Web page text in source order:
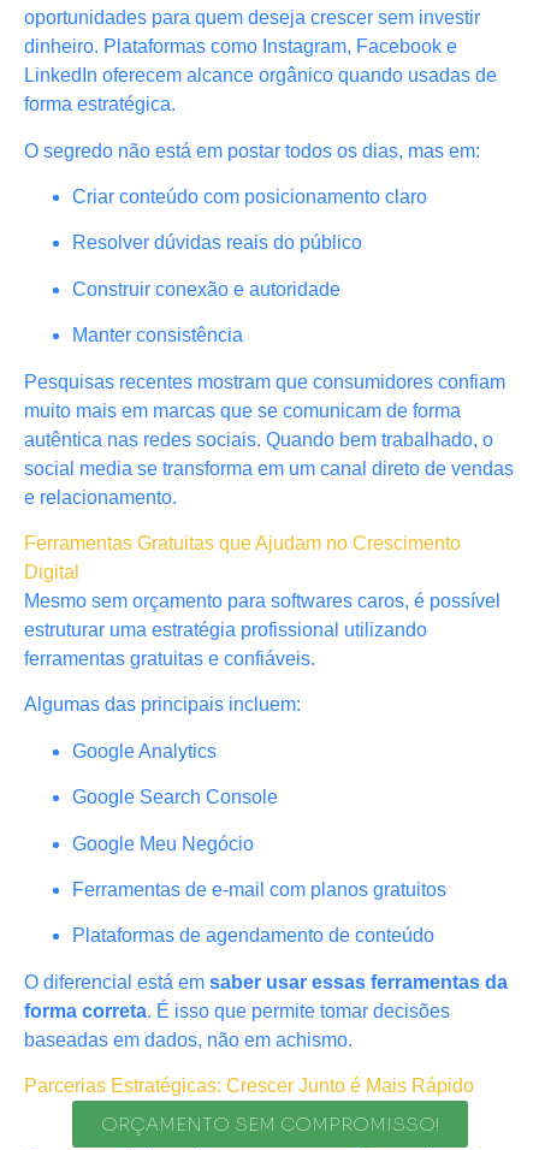
oportunidades para quem deseja crescer sem investir
dinheiro. Plataformas como Instagram, Facebook e
LinkedIn oferecem alcance orgânico quando usadas de
forma estratégica.
O segredo não está em postar todos os dias, mas em:
Criar conteúdo com posicionamento claro
Resolver dúvidas reais do público
Construir conexão e autoridade
Manter consistência
Pesquisas recentes mostram que consumidores confiam
muito mais em marcas que se comunicam de forma
autêntica nas redes sociais. Quando bem trabalhado, o
social media se transforma em um canal direto de vendas
e relacionamento.
Ferramentas Gratuitas que Ajudam no Crescimento
Digital
Mesmo sem orçamento para softwares caros, é possível
estruturar uma estratégia profissional utilizando
ferramentas gratuitas e confiáveis.
Algumas das principais incluem:
Google Analytics
Google Search Console
Google Meu Negócio
Ferramentas de e-mail com planos gratuitos
Plataformas de agendamento de conteúdo
O diferencial está em saber usar essas ferramentas da
forma correta. É isso que permite tomar decisões
baseadas em dados, não em achismo.
Parcerias Estratégicas: Crescer Junto é Mais Rápido
ORÇAMENTO SEM COMPROMISSO!